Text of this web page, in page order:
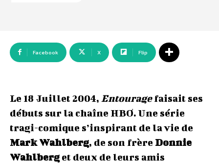
Facebook X Flip
Le 18 Juillet 2004, Entouragefaisait ses
débuts sur la chaîne HBO. Une série
tragi-comique s’inspirant de la vie de
Mark Wahlberg, de son frère Donnie
Wahlberg et deux de leurs amis